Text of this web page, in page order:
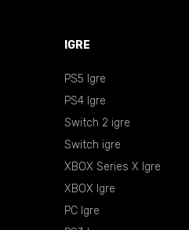
IGRE
PS5 Igre
PS4 Igre
Switch 2 igre
Switch igre
XBOX Series X Igre
XBOX Igre
PC Igre